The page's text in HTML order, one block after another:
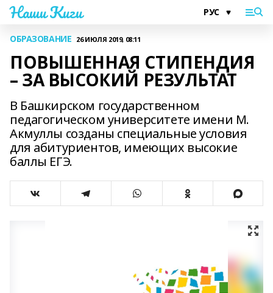
Наши Киги
ОБРАЗОВАНИЕ 26 ИЮЛЯ 2019, 08:11
ПОВЫШЕННАЯ СТИПЕНДИЯ
– ЗА ВЫСОКИЙ РЕЗУЛЬТАТ
В Башкирском государственном
педагогическом университете имени М.
Акмуллы созданы специальные условия
для абитуриентов, имеющих высокие
баллы ЕГЭ.